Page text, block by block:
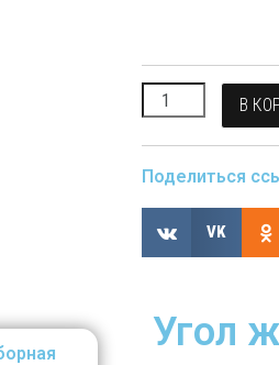
В
Поделиться
VK
Угол